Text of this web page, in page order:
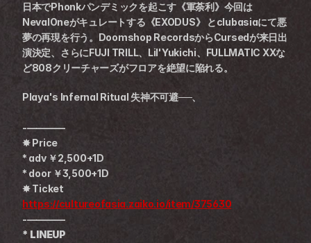
日本でPhonkパンデミックを起こす《軍荼利》今回は
NevalOneがキュレートする《EXODUS》 とclubasiaにて悪
夢の再現を行う。Doomshop RecordsからCursedが来日出
演決定、さらにFUJI TRILL、Lil'Yukichi、FULLMATIC XXな
ど808クリーチャーズがフロアを絶望に陥れる。
Playa's Infernal Ritual 失神不可避──、
-————
✸ Price
* adv ￥2,500+1D
* door ￥3,500+1D
✸ Ticket
https://cultureofasia.zaiko.io/item/375630
-————
* LINEUP